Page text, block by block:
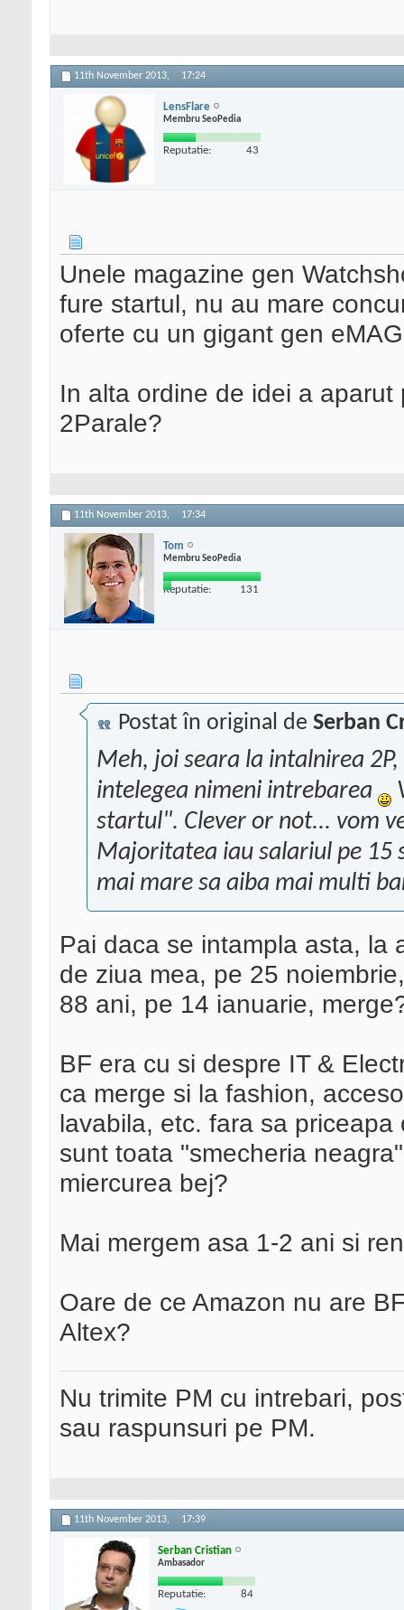
11th November 2013, 17:24
LensFlare
Membru SeoPedia
Reputatie: 43
Unele magazine gen
fure startul, nu au mare
oferte cu un gigant gen
In alta ordine de idei a
2Parale?
11th November 2013, 17:34
Tom
Membru SeoPedia
Reputatie: 131
Postat în original de Serban
Meh, joi seara la intalnirea
intelegea nimeni intrebarea
startul". Clever or not... vom
Majoritatea iau salariul pe 15
mai mare sa aiba mai multi
Pai daca se intampla asta, la
de ziua mea, pe 25
88 ani, pe 14 ianuarie,
BF era cu si despre IT &
ca merge si la fashion,
lavabila, etc. fara sa
sunt toata "smecheria
miercurea bej?
Mai mergem asa 1-2 ani si
Oare de ce Amazon nu are
Altex?
Nu trimite PM cu intrebari,
sau raspunsuri pe PM.
11th November 2013, 17:39
Serban Cristian
Ambasador
Reputatie: 84